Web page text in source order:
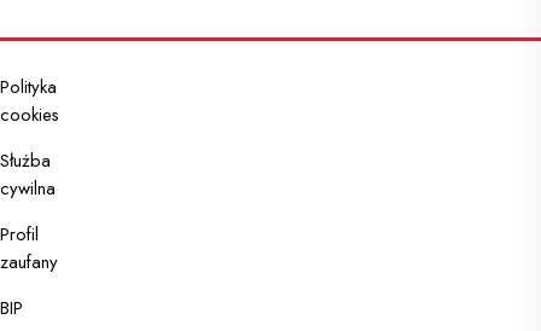
przedsiębiorcy
Usługi
dla
urzędnika
Usługi
stopka gov.pl
Polityka
cookies
Służba
cywilna
Profil
zaufany
BIP